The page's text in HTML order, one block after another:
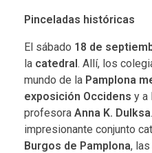
Pinceladas históricas
El sábado 18 de
la catedral. Allí, los
mundo de la Pamplona
exposición Occidens y a
profesora Anna K. Dulksa
impresionante conjunto
Burgos de Pamplona,